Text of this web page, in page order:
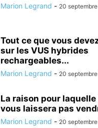
Marion Legrand - 20
Tout ce que vous
sur les VUS hybrides
rechargeables...
Marion Legrand - 20
La raison pour laquelle
vous laissera pas
Marion Legrand - 20